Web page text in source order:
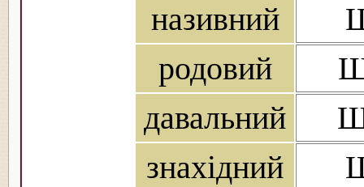
називний
родовий
давальний
знахідний